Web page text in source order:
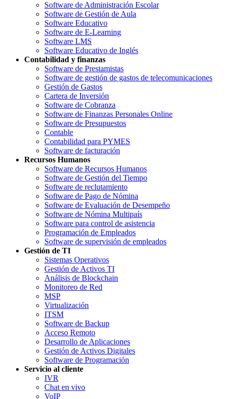
Software de Administración Escolar
Software de Gestión de Aula
Software Educativo
Software de E-Learning
Software LMS
Software Educativo de Inglés
Contabilidad y finanzas
Software de Prestamistas
Software de gestión de gastos de telecomunicaciones
Gestión de Gastos
Cartera de Inversión
Software de Cobranza
Software de Finanzas Personales Online
Software de Presupuestos
Contable
Contabilidad para PYMES
Software de facturación
Recursos Humanos
Software de Recursos Humanos
Software de Gestión del Tiempo
Software de reclutamiento
Software de Pago de Nómina
Software de Evaluación de Desempeño
Software de Nómina Multipaís
Software para control de asistencia
Programación de Empleados
Software de supervisión de empleados
Gestión de TI
Sistemas Operativos
Gestión de Activos TI
Análisis de Blockchain
Monitoreo de Red
MSP
Virtualización
ITSM
Software de Backup
Acceso Remoto
Desarrollo de Aplicaciones
Gestión de Activos Digitales
Software de Programación
Servicio al cliente
IVR
Chat en vivo
VoIP